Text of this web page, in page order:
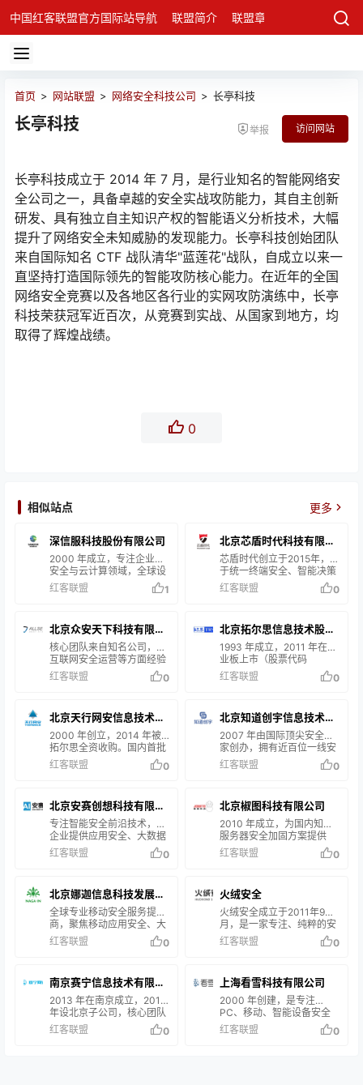
中国红客联盟官方国际站导航 联盟简介 联盟章程 联盟架构
首页 > 网站联盟 > 网络安全科技公司 > 长亭科技
长亭科技 举报 访问网站
长亭科技成立于 2014 年 7 月，是行业知名的智能网络安
全公司之一，具备卓越的安全实战攻防能力，其自主创新
研发、具有独立自主知识产权的智能语义分析技术，大幅
提升了网络安全未知威胁的发现能力。长亭科技创始团队
来自国际知名 CTF 战队清华"蓝莲花"战队，自成立以来一
直坚持打造国际领先的智能攻防核心能力。在近年的全国
网络安全竞赛以及各地区各行业的实网攻防演练中，长亭
科技荣获冠军近百次，从竞赛到实战、从国家到地方，均
取得了辉煌战绩。
0
相似站点 更多
深信服科技股份有限公司
2000 年成立，专注企业级
安全与云计算领域，全球设
50 余个直属分支机构，员
工超 3300 名；6 款产品
魔力象限，服务近 50000
家全球用户，涵盖大量政府
部委、500 强中资企业、高
校及头部银行。
红客联盟 1
北京芯盾时代科技有限公
司
芯盾时代创立于2015年，基
于统一终端安全、智能决策
大脑、零信任网络访问等多
维技术驱动，通过拥有完全
安全产品线”,保护企业业务
系统安全和稳定运行，覆盖
移动办公安全、全场景统一
身份管理、网络边界安全防
护、用户行为风险分析、金
移动APP安全等应用场景。
红客联盟 0
北京众安天下科技有限公
司（Allsec）
核心团队来自知名公司，在
互联网安全运营等方面经验
丰富。专注互联网安全服务
领域，以定制化服务为特
高度认可 。
红客联盟 0
北京拓尔思信息技术股份
有限公司
1993 年成立，2011 年在创
业板上市（股票代码
300229 ）。作为中文全文
检索技术创始者获国家科技
心技术研发成果。以 “数据
+ 智能” 为战略，将人工智
能技术用于大数据产品和行
业应用，为多行业提供解决
方案，服务超 5000 家用
模型，荣获多项荣誉 。
红客联盟 0
北京天行网安信息技术有
限责任公司
2000 年创立，2014 年被
拓尔思全资收购。国内首批
从事网络安全及数据交换技
术研发的企业，发明国内首
的领军企业之一。产品涵盖
多个安全领域，服务于政
府、公安等行业，建立了覆
盖全国的营销及服务体系 。
红客联盟 0
北京知道创宇信息技术有
限公司
2007 年由国际顶尖安全专
家创办，拥有近百位一线安
全人才团队；国内最早提出
云监测与云防御理念，凭借
全解决方案，创始人赵伟曾
入选《福布斯》30 位 30
岁以下创业者，公司还曾获
CIO 杂志相关荣誉。
红客联盟 0
北京安赛创想科技有限公
司
专注智能安全前沿技术，为
企业提供应用安全、大数据
安全、云安全解决方案与服
务。具备自主研发能力，旗
互联网企业、信息安全主管
部门及部委采用，在业内口
碑良好 。
红客联盟 0
北京椒图科技有限公司
2010 年成立，为国内知名
服务器安全加固方案提供
商，在北京、深圳设办公机
构；具备国家级高新技术企
位、公安部第一研究所战略
合作伙伴等，深耕服务器安
全领域。
红客联盟 0
北京娜迦信息科技发展有
限公司（NAGA・IN）
全球专业移动安全服务提供
商，聚焦移动应用安全、大
数据分析整合及智能网联汽
车安全领域，为智慧城市、
案，助力构建新一代移动互
联网生态环境 。
红客联盟 0
火绒安全
火绒安全成立于2011年9
月，是一家专注、纯粹的安
全公司，致力于在终端安全
领域，为用户提供专业的产
发技术。2012年，火绒安全
推出免费个人产品“火绒安
全软件”，以“干净、轻巧、
强大”的特点收获良好用户
口碑与推荐；2018年正式推
红客联盟 0
南京赛宁信息技术有限公
司
2013 年在南京成立，2015
年设北京子公司，核心团队
来自清华大学及知名安全企
业；聚焦网络安全攻防实
红客联盟 0
上海看雪科技有限公司
2000 年创建，是专注
PC、移动、智能设备安全
研究及逆向工程的开发者社
区，网站人数达百万。多年
红客联盟 0